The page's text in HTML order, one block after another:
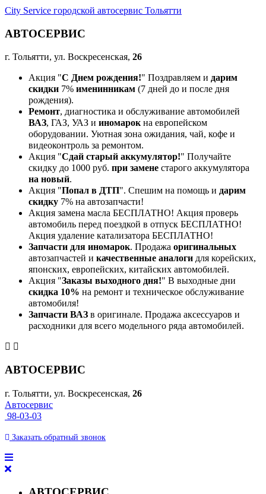
City Service городской автосервис Тольятти
АВТОСЕРВИС
г. Тольятти, ул. Воскресенская, 26
Акция "С Днем рождения!" Поздравляем и дарим
скидки 7% именинникам (7 дней до и после дня
рождения).
Ремонт, диагностика и обслуживание автомобилей
ВАЗ, ГАЗ, УАЗ и иномарокна европейском
оборудовании. Уютная зона ожидания, чай, кофе и
видеоконтроль за ремонтом.
Акция "Сдай старый аккумулятор!" Получайте
скидку до 1000 руб. при замене старого аккумулятора
на новый.
Акция "Попал в ДТП". Спешим на помощь и дарим
скидку 7% на автозапчасти!
Акция замена масла БЕСПЛАТНО! Акция проверь
автомобиль перед поездкой в отпуск БЕСПЛАТНО!
Акция удаление катализатора БЕСПЛАТНО!
Запчасти для иномарок. Продажа оригинальных
автозапчастей и качественные аналоги для корейских,
японских, европейских, китайских автомобилей.
Акция "Заказы выходного дня!" В выходные дни
скидка 10% на ремонт и техническое обслуживание
автомобиля!
Запчасти ВАЗ в оригинале. Продажа аксессуаров и
расходники для всего модельного ряда автомобилей.
АВТОСЕРВИС
г. Тольятти, ул. Воскресенская, 26
Автосервис
98-03-03
Заказать обратный звонок